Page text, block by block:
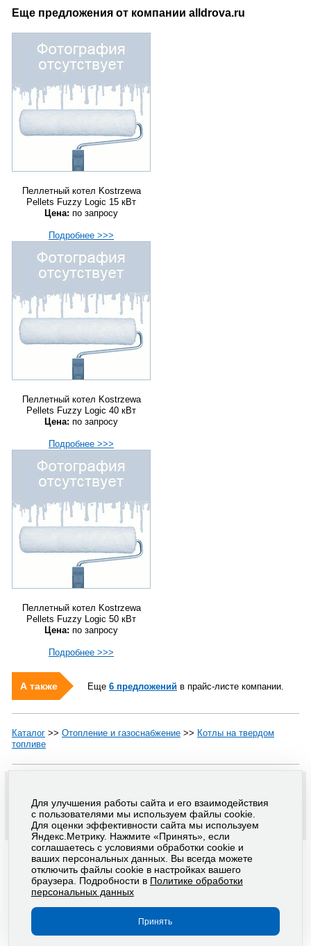
Еще предложения от компании alldrova.ru
Пеллетный котел Kostrzewa
Pellets Fuzzy Logic 15 кВт
Цена: по запросу
Подробнее >>>
Пеллетный котел Kostrzewa
Pellets Fuzzy Logic 40 кВт
Цена: по запросу
Подробнее >>>
Пеллетный котел Kostrzewa
Pellets Fuzzy Logic 50 кВт
Цена: по запросу
Подробнее >>>
А также Еще 6 предложений в прайс-листе компании.
Каталог >> Отопление и газоснабжение >> Котлы на твердом
топливе
службой поддержки или оставить заявку на рекламу.
Региональная сеть порталов "Ваш Дом"
Политика в отношении обработки персональных данных
Пользовательское соглашение
Для улучшения работы сайта и его взаимодействия
с пользователями мы используем файлы cookie.
Для оценки эффективности сайта мы используем
Яндекс.Метрику. Нажмите «Принять», если
соглашаетесь с условиями обработки cookie и
ваших персональных данных. Вы всегда можете
отключить файлы cookie в настройках вашего
браузера. Подробности в Политике обработки
персональных данных
Принять